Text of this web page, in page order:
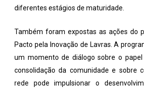
diferentes estágios de maturidade.
Também foram expostas as ações do
Pacto pela Inovação de Lavras. A
um momento de diálogo sobre o
consolidação da comunidade e sobre
rede pode impulsionar o